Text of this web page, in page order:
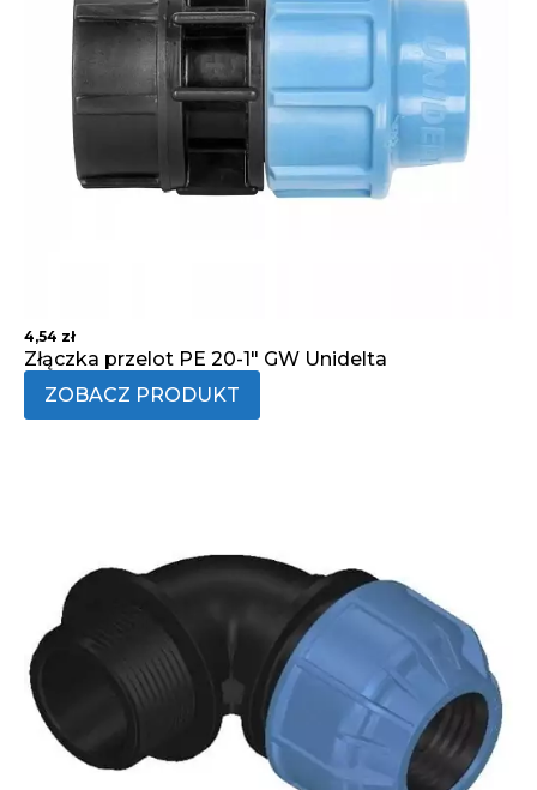
4,54 zł
Złączka przelot PE 20-1" GW Unidelta
ZOBACZ PRODUKT